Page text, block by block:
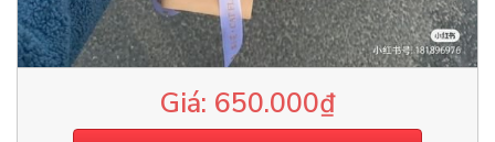
650.000₫